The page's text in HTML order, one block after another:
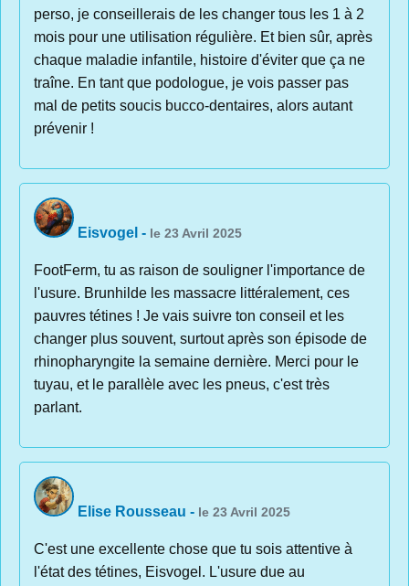
perso, je conseillerais de les changer tous les 1 à 2
mois pour une utilisation régulière. Et bien sûr, après
chaque maladie infantile, histoire d'éviter que ça ne
traîne. En tant que podologue, je vois passer pas
mal de petits soucis bucco-dentaires, alors autant
prévenir !
Eisvogel - le 23 Avril 2025
FootFerm, tu as raison de souligner l'importance de
l'usure. Brunhilde les massacre littéralement, ces
pauvres tétines ! Je vais suivre ton conseil et les
changer plus souvent, surtout après son épisode de
rhinopharyngite la semaine dernière. Merci pour le
tuyau, et le parallèle avec les pneus, c'est très
parlant.
Elise Rousseau - le 23 Avril 2025
C'est une excellente chose que tu sois attentive à
l'état des tétines, Eisvogel. L'usure due au